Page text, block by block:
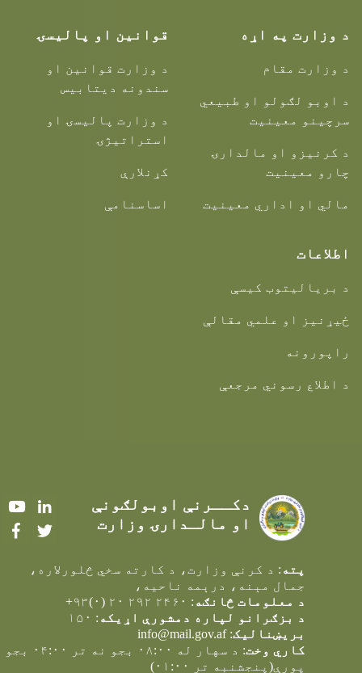
د وزارت په اړه
د وزارت مقام
د اوبو لګولو او طبیعي
سرچینو معینیت
د کرنیزو او مالدارۍ
چارو معینیت
مالي او اداري معینیت
قوانین او پالیسۍ
د وزارت قوانین او
سندونه دیتابیس
د وزارت پالیسۍ او
استراتیژۍ
کړنلارې
اساسنامې
اطلاعات
د بریالیتوب کیسې
ځیړنیز او علمي مقالې
راپورونه
د اطلاع رسوني مرجعې
دکــرنې اوبولګونې
او مالـدارۍ وزارت
YoutubeLinkedIn
Facebook
پته : د کرنې وزارت، د کارته سخي څلورلاره،
جمال مېنه، درېمه ناحيه،
د معلومات څانګه : ۲۴۶۰ ۲۹۲ ۲۰ (۰)۹۳+
د بزګرانو لپاره دمشورې اړیکه : ۱۵۰
بریښنالیک:
info@mail.gov.af
کاري وخت
: د سهار له ۰۸:۰۰ بجو نه تر ۰۴:۰۰ بجو
پورې(پنجشنبه تر ۰۱:۰۰)